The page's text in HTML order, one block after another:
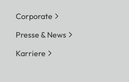
Corporate
Presse & News
Karriere